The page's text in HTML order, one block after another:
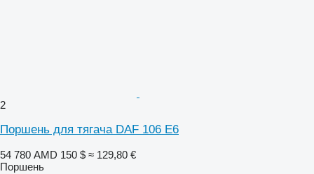
2
Поршень для тягача DAF 106 E6
54 780 AMD 150 $ ≈ 129,80 €
Поршень